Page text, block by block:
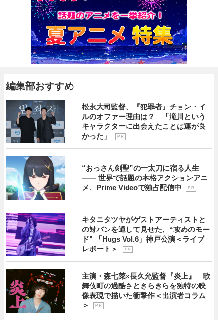
編集部おすすめ
松永大司監督、『犯罪者』チョン・イ
ルのオファー理由は？ 「滝川という
キャラクターに出会えたことは運が良
かった」
P R
“おっさん剣聖”の一太刀に宿る人生
―― 世界で話題の本格アクションアニ
メ、Prime Videoで独占配信中
P R
キタニタツヤがゲストアーティストと
の対バンを通して見せた、“攻めのモー
ド” 「Hugs Vol.6」神戸公演＜ライブ
レポート＞
P R
主演・森七菜×長久允監督『炎上』 歌
舞伎町の過酷さときらきらを独特の映
像表現で描いた衝撃作＜出演者コラム
＞
P R